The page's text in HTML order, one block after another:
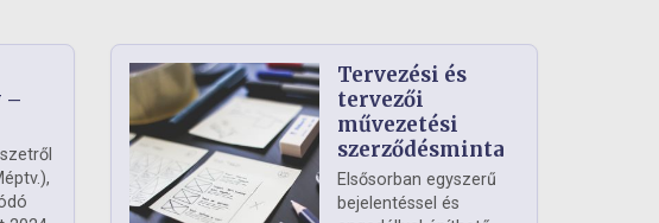
–
Tervezési és
tervezői
művezetési
szerződésminta
Elsősorban egyszerű
bejelentéssel és